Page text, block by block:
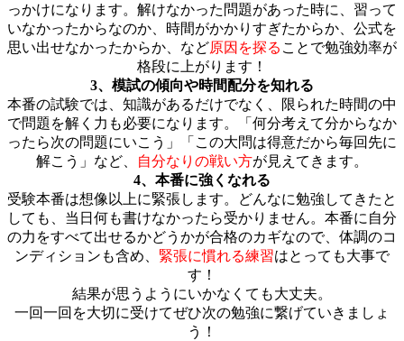
っかけになります。解けなかった問題があった時に、習って
いなかったからなのか、時間がかかりすぎたからか、公式を
思い出せなかったからか、など原因を探る ことで勉強効率が
格段に上がります！
3、模試の傾向や時間配分を知れる
本番の試験では、知識があるだけでなく、限られた時間の中
で問題を解く力も必要になります。「何分考えて分からなか
ったら次の問題にいこう」「この大問は得意だから毎回先に
解こう」など、
自分なりの戦い方が見えてきます。
4、本番に強くなれる
受験本番は想像以上に緊張します。どんなに勉強してきたと
しても、当日何も書けなかったら受かりません。本番に自分
の力をすべて出せるかどうかが合格のカギなので、体調のコ
ンディションも含め、 緊張に慣れる練習はとっても大事で
す！
結果が思うようにいかなくても大丈夫。
一回一回を大切に受けてぜひ次の勉強に繋げていきましょ
う！